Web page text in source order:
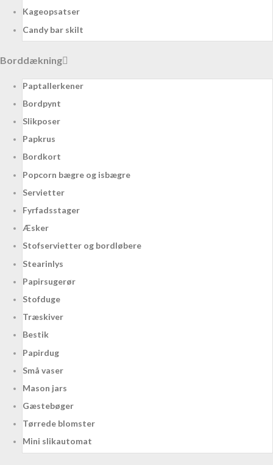
Kageopsatser
Candy bar skilt
Borddækning
Paptallerkener
Bordpynt
Slikposer
Papkrus
Bordkort
Popcorn bægre og isbægre
Servietter
Fyrfadsstager
Æsker
Stofservietter og bordløbere
Stearinlys
Papirsugerør
Stofduge
Træskiver
Bestik
Papirdug
Små vaser
Mason jars
Gæstebøger
Tørrede blomster
Mini slikautomat